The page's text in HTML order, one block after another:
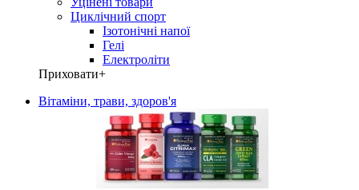
Циклічний спорт
Ізотонічні напої
Гелі
Електроліти
Приховати+
Вітаміни, трави, здоров'я